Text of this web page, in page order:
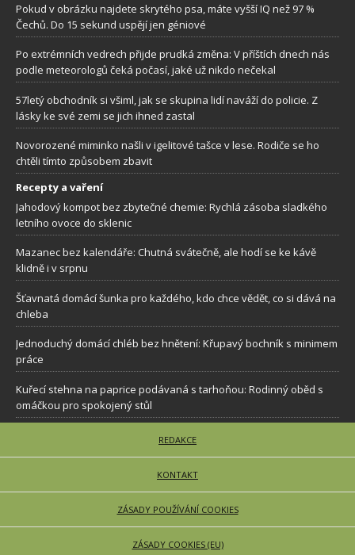
Pokud v obrázku najdete skrytého psa, máte vyšší IQ než 97 %
Čechů. Do 15 sekund uspějí jen géniové
Po extrémních vedrech přijde prudká změna: V příštích dnech nás
podle meteorologů čeká počasí, jaké už nikdo nečekal
57letý obchodník si všiml, jak se skupina lidí naváží do policie. Z
lásky ke své zemi se jich ihned zastal
Novorozené miminko našli v igelitové tašce v lese. Rodiče se ho
chtěli tímto způsobem zbavit
Recepty a vaření
Jahodový kompot bez zbytečné chemie: Rychlá zásoba sladkého
letního ovoce do sklenic
Mazanec bez kalendáře: Chutná svátečně, ale hodí se ke kávě
klidně i v srpnu
Šťavnatá domácí šunka pro každého, kdo chce vědět, co si dává na
chleba
Jednoduchý domácí chléb bez hnětení: Křupavý bochník s minimem
práce
Kuřecí stehna na paprice podávaná s tarhoňou: Rodinný oběd s
omáčkou pro spokojený stůl
REDAKCE
KONTAKT
ZÁSADY POUŽÍVÁNÍ COOKIES
ZÁSADY COOKIES (EU)